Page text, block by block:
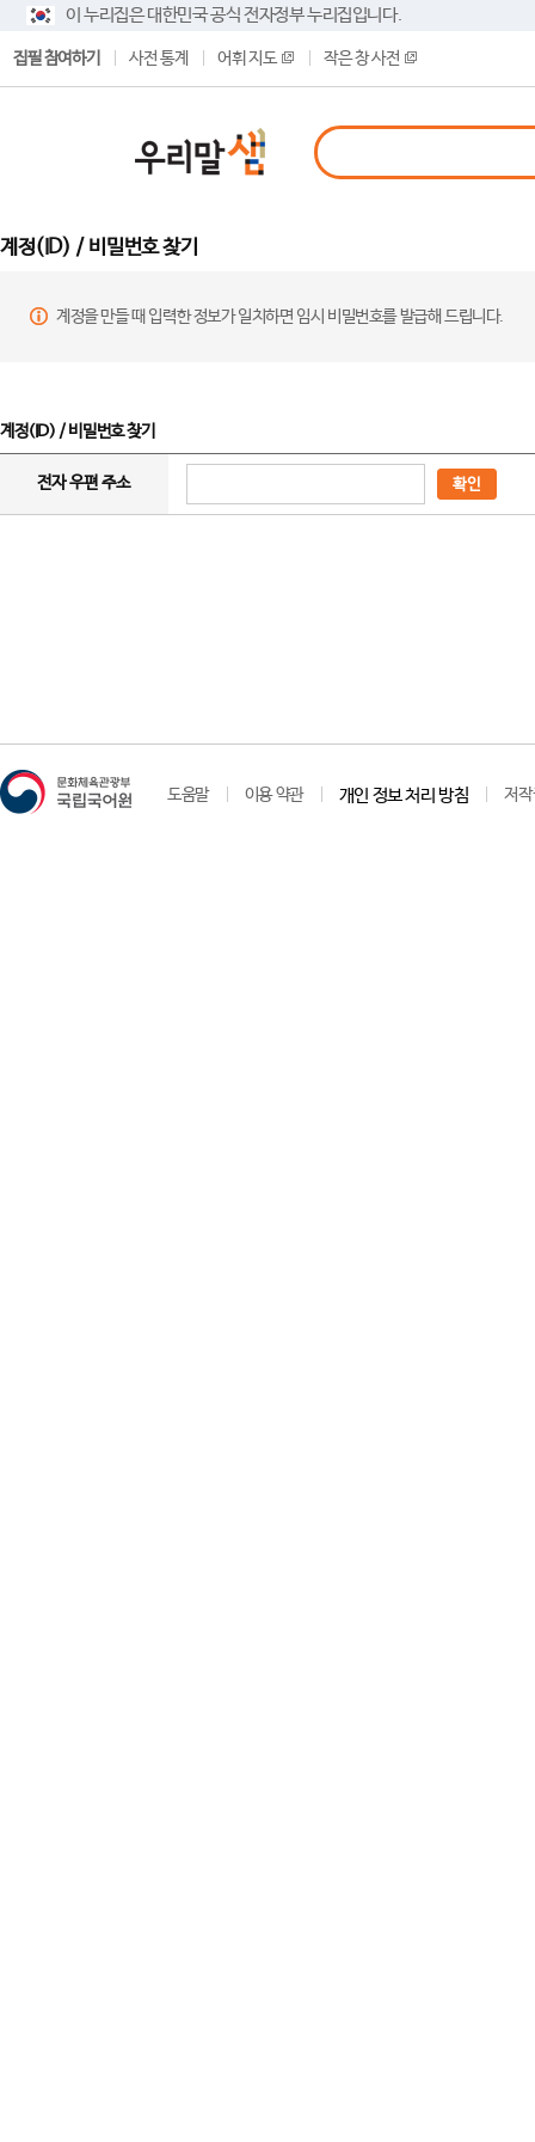
이 누리집은 대한민국 공식 전자정부 누리집입니다.
집필 참여하기 사전 통계 어휘 지도 작은 창 사전
계정(ID) / 비밀번호 찾기
계정을 만들 때 입력한 정보가 일치하면 임시 비밀번호를 발급해 드립니다.
계정(ID) / 비밀번호 찾기
전자 우편 주소 확인
도움말 이용 약관 개인 정보 처리 방침 저